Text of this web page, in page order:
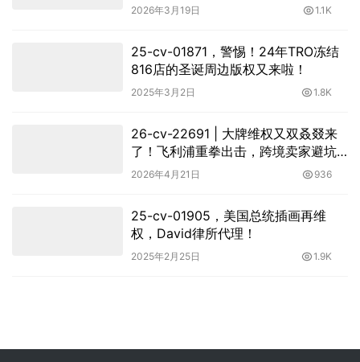
2026年3月19日 1.1K
25-cv-01871，警惕！24年TRO冻结
816店的圣诞周边版权又来啦！
2025年3月2日 1.8K
26-cv-22691 | 大牌维权又双叒叕来
了！飞利浦重拳出击，跨境卖家避坑
保命要紧！
2026年4月21日 936
25-cv-01905，美国总统插画再维
权，David律所代理！
2025年2月25日 1.9K